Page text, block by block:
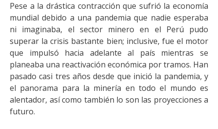
Pese a la drástica contracción que sufrió la economía
mundial debido a una pandemia que nadie esperaba
ni imaginaba, el sector minero en el Perú pudo
superar la crisis bastante bien; inclusive, fue el motor
que impulsó hacia adelante al país mientras se
planeaba una reactivación económica por tramos. Han
pasado casi tres años desde que inició la pandemia, y
el panorama para la minería en todo el mundo es
alentador, así como también lo son las proyecciones a
futuro.